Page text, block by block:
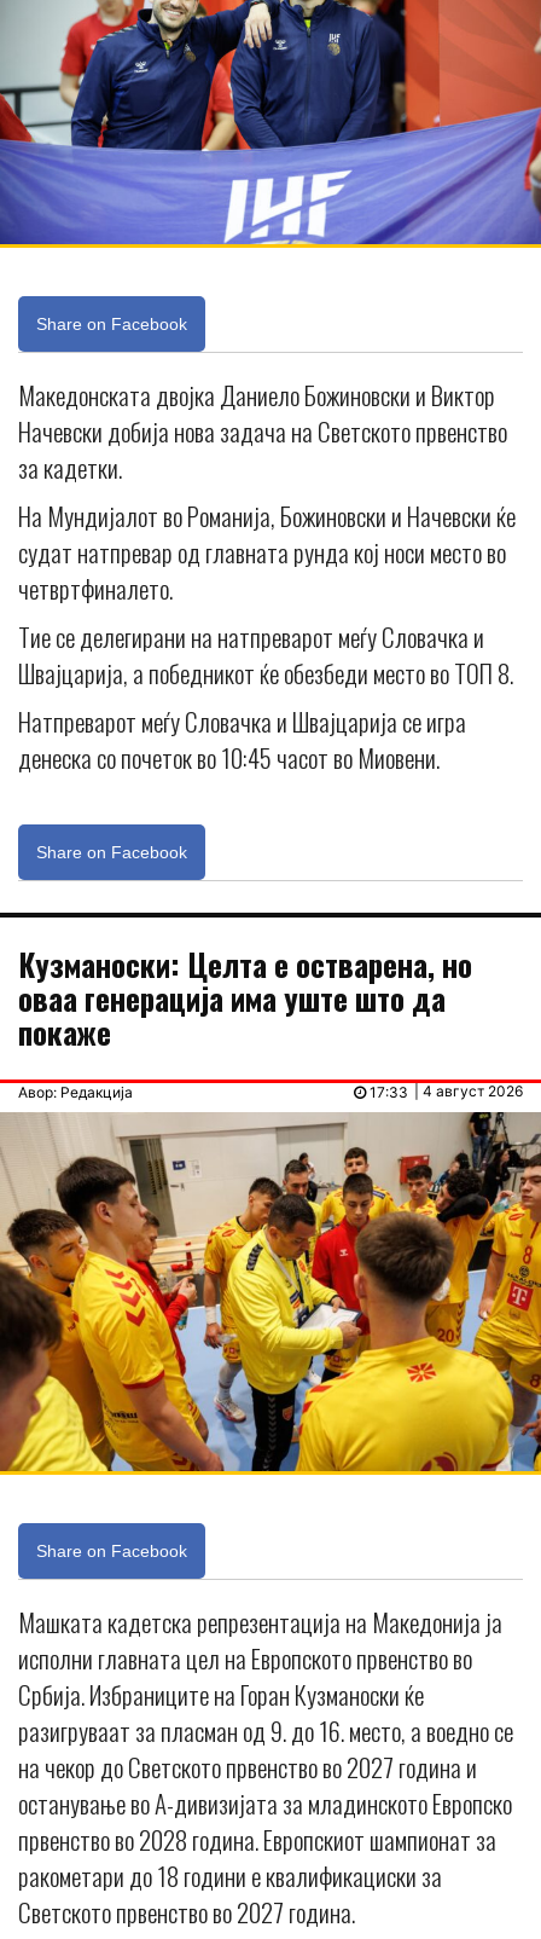
Share on Facebook
Македонската двојка Даниело Божиновски и Виктор
Начевски добија нова задача на Светското првенство
за кадетки.
На Мундијалот во Романија, Божиновски и Начевски ќе
судат натпревар од главната рунда кој носи место во
четвртфиналето.
Тие се делегирани на натпреварот меѓу Словачка и
Швајцарија, а победникот ќе обезбеди место во ТОП 8.
Натпреварот меѓу Словачка и Швајцарија се игра
денеска со почеток во 10:45 часот во Миовени.
Share on Facebook
Кузманоски: Целта е остварена, но
оваа генерација има уште што да
покаже
Авор: Редакција | 4 август 2026
17:33
Share on Facebook
Машката кадетска репрезентација на Македонија ја
исполни главната цел на Европското првенство во
Србија. Избраниците на Горан Кузманоски ќе
разигруваат за пласман од 9. до 16. место, а воедно се
на чекор до Светското првенство во 2027 година и
останување во А-дивизијата за младинското Европско
првенство во 2028 година. Европскиот шампионат за
ракометари до 18 години е квалификациски за
Светското првенство во 2027 година.